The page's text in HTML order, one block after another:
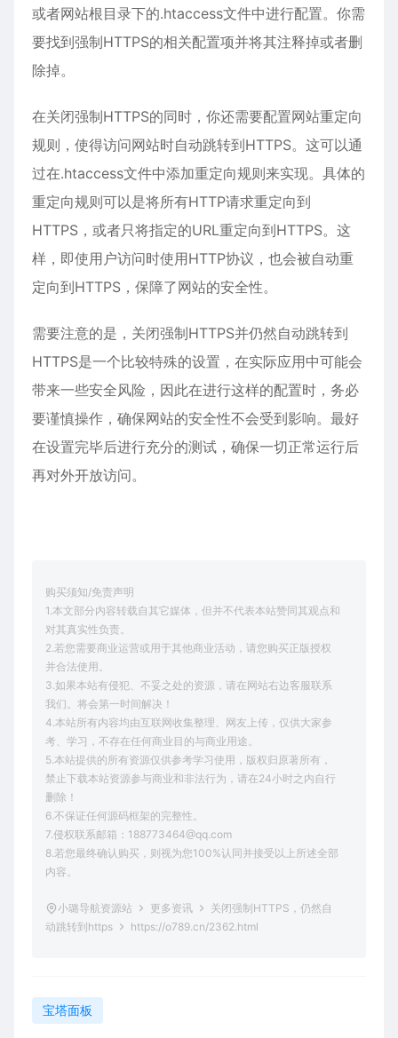
或者网站根目录下的.htaccess文件中进行配置。你需
要找到强制HTTPS的相关配置项并将其注释掉或者删
除掉。
在关闭强制HTTPS的同时，你还需要配置网站重定向
规则，使得访问网站时自动跳转到HTTPS。这可以通
过在.htaccess文件中添加重定向规则来实现。具体的
重定向规则可以是将所有HTTP请求重定向到
HTTPS，或者只将指定的URL重定向到HTTPS。这
样，即使用户访问时使用HTTP协议，也会被自动重
定向到HTTPS，保障了网站的安全性。
需要注意的是，关闭强制HTTPS并仍然自动跳转到
HTTPS是一个比较特殊的设置，在实际应用中可能会
带来一些安全风险，因此在进行这样的配置时，务必
要谨慎操作，确保网站的安全性不会受到影响。最好
在设置完毕后进行充分的测试，确保一切正常运行后
再对外开放访问。
购买须知/免责声明
1.本文部分内容转载自其它媒体，但并不代表本站赞同其观点和
对其真实性负责。
2.若您需要商业运营或用于其他商业活动，请您购买正版授权
并合法使用。
3.如果本站有侵犯、不妥之处的资源，请在网站右边客服联系
我们。将会第一时间解决！
4.本站所有内容均由互联网收集整理、网友上传，仅供大家参
考、学习，不存在任何商业目的与商业用途。
5.本站提供的所有资源仅供参考学习使用，版权归原著所有，
禁止下载本站资源参与商业和非法行为，请在24小时之内自行
删除！
6.不保证任何源码框架的完整性。
7.侵权联系邮箱：188773464@qq.com
8.若您最终确认购买，则视为您100%认同并接受以上所述全部
内容。
小璐导航资源站 更多资讯
关闭强制HTTPS，仍然自
动跳转到https
https://o789.cn/2362.html
宝塔面板